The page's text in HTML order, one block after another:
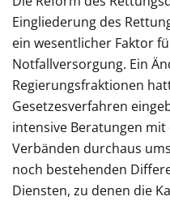
Eingliederung des
ein wesentlicher Faktor
Notfallversorgung. Ein
Regierungsfraktionen
Gesetzesverfahren
intensive Beratungen
Verbänden durchaus
noch bestehenden
Diensten, zu denen die